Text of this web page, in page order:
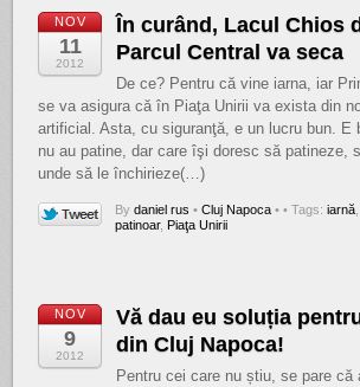
NOV
11
2012
În curând, Lacul Chios
Parcul Central va seca
De ce? Pentru că vine iarna, iar
se va asigura că în Piaţa Unirii va exista din
artificial. Asta, cu siguranţă, e un lucru bun. E
nu au patine, dar care îşi doresc să patineze,
unde să le închirieze(…)
Bydaniel rus • Cluj Napoca • • Tags:iarnă
patinoar, Piaţa Unirii
NOV
9
2012
Vă dau eu soluția
din Cluj Napoca!
Pentru cei care nu știu, se pare că